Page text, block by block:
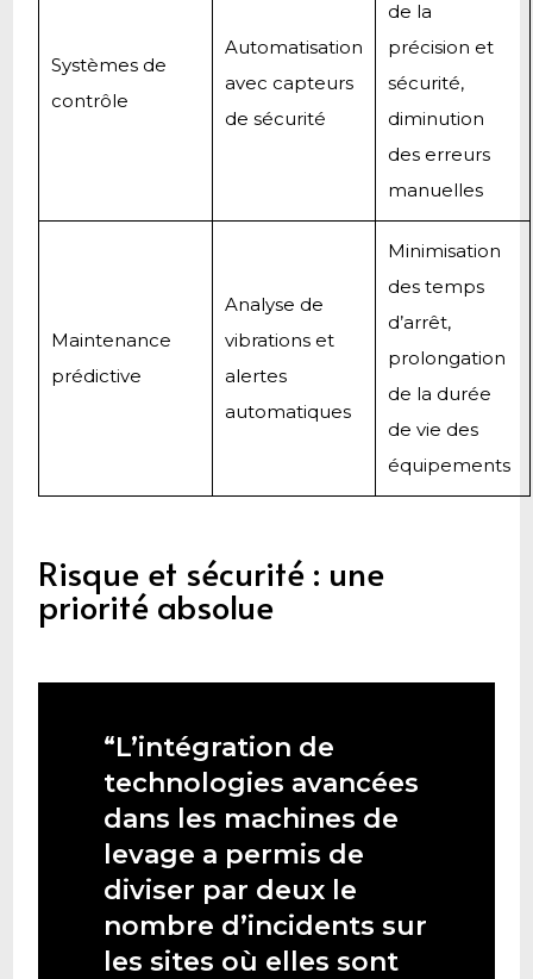
Systèmes de
contrôle
Automatisation
avec capteurs
de sécurité
de la
précision et
sécurité,
diminution
des erreurs
manuelles
Maintenance
prédictive
Analyse de
vibrations et
alertes
automatiques
Minimisation
des temps
d’arrêt,
prolongation
de la durée
de vie des
équipements
Risque et sécurité : une
priorité absolue
“L’intégration de
technologies avancées
dans les machines de
levage a permis de
diviser par deux le
nombre d’incidents sur
les sites où elles sont